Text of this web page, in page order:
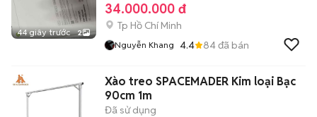
44 giây trước 2
34.000.000 đ
Tp Hồ Chí Minh
Nguyễn Khang 4.4 84đã bán
Xào treo SPACEMADER Kim loại Bạc
90cm 1m
Đã sử dụng